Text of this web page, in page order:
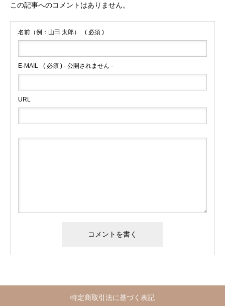
この記事へのコメントはありません。
名前（例：山田 太郎） ( 必須 )
E-MAIL ( 必須 ) - 公開されません -
URL
特定商取引法に基づく表記